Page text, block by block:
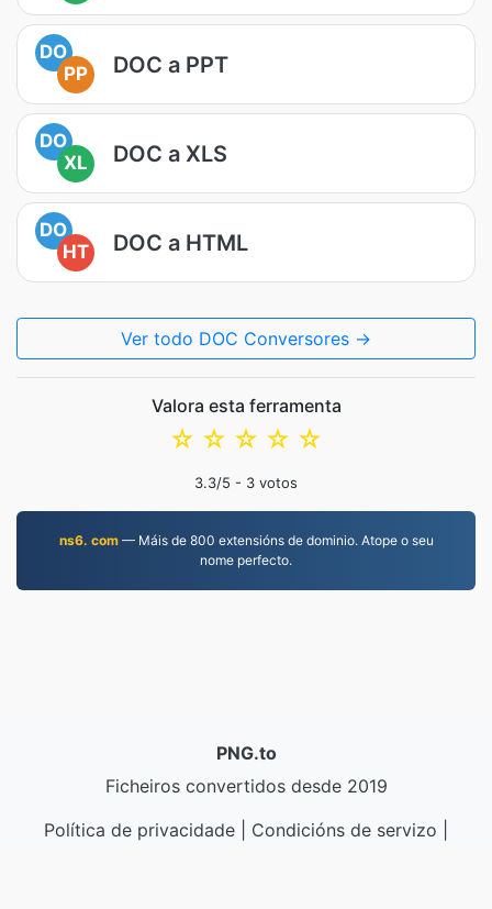
DO
PP
DOC a PPT
DO
XL
DOC a XLS
DO
HT
DOC a HTML
Ver todo DOC Conversores →
Valora esta ferramenta
☆
☆
☆
☆
☆
3.3/5 - 3 votos
ns6. com— Máis de 800 extensións de dominio. Atope o seu
nome perfecto.
PNG.to
Ficheiros convertidos desde 2019
Política de privacidade
Condicións de servizo